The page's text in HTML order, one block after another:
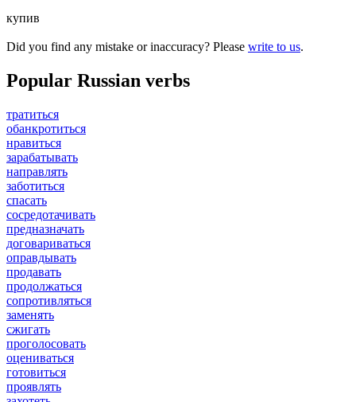
купив
Did you find any mistake or inaccuracy? Please write to us.
Popular Russian verbs
тратиться
обанкротиться
нравиться
зарабатывать
направлять
заботиться
спасать
сосредотачивать
предназначать
договариваться
оправдывать
продавать
продолжаться
сопротивляться
заменять
сжигать
проголосовать
оцениваться
готовиться
проявлять